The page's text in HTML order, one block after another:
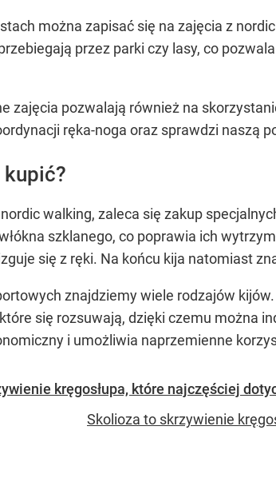
można zapisać się na zajęcia z
przez parki czy lasy, co
zajęcia pozwalają również na
ręka-noga oraz sprawdzi naszą
walking, zaleca się zakup
szklanego, co poprawia ich
się z ręki. Na końcu kija natomiast
znajdziemy wiele rodzajów
się rozsuwają, dzięki czemu można
i umożliwia naprzemienne
kręgosłupa, które najczęściej
Skolioza to skrzywienie